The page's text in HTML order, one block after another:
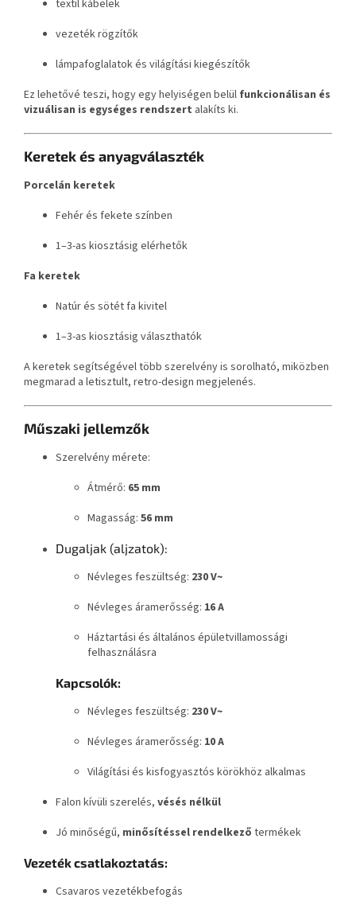
textil kábelek
vezeték rögzítők
lámpafoglalatok és világítási kiegészítők
Ez lehetővé teszi, hogy egy helyiségen belül funkcionálisan és
vizuálisan is egységes rendszert alakíts ki.
Keretek és anyagválaszték
Porcelán keretek
Fehér és fekete színben
1–3-as kiosztásig elérhetők
Fa keretek
Natúr és sötét fa kivitel
1–3-as kiosztásig választhatók
A keretek segítségével több szerelvény is sorolható, miközben
megmarad a letisztult, retro-design megjelenés.
Műszaki jellemzők
Szerelvény mérete:
Átmérő: 65 mm
Magasság: 56 mm
Dugaljak (aljzatok):
Névleges feszültség: 230 V~
Névleges áramerősség: 16 A
Háztartási és általános épületvillamossági
felhasználásra
Kapcsolók:
Névleges feszültség: 230 V~
Névleges áramerősség: 10 A
Világítási és kisfogyasztós körökhöz alkalmas
Falon kívüli szerelés, vésés nélkül
Jó minőségű, minősítéssel rendelkező termékek
Vezeték csatlakoztatás:
Csavaros vezetékbefogás